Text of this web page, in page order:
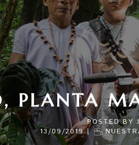
PLANTA
POSTED BY
13/09/2019|